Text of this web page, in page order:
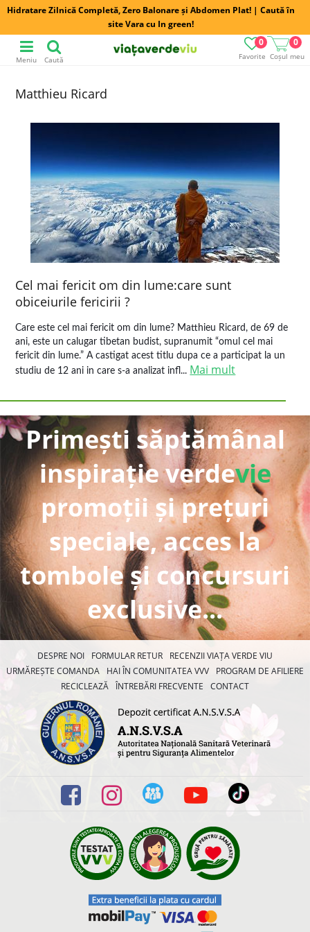
Hidratare Zilnică Completă, Zero Balonare și Abdomen Plat! | Caută în
site Vara cu In green!
Favorite
0
Coșul meu
0
Meniu Caută
Matthieu Ricard
Cel mai fericit om din lume:care sunt
obiceiurile fericirii ?
Care este cel mai fericit om din lume? Matthieu Ricard, de 69 de
ani, este un calugar tibetan budist, supranumit “omul cel mai
fericit din lume.” A castigat acest titlu dupa ce a participat la un
studiu de 12 ani in care s-a analizat infl... Mai mult
Primești săptămânal
inspirație verdevie
promoții și prețuri
speciale, acces la
tombole și concursuri
exclusive...
DESPRE NOI FORMULAR RETUR
RECENZII VIAȚA VERDE VIU
URMĂREȘTE COMANDA
HAI ÎN COMUNITATEA VVV
PROGRAM DE AFILIERE
RECICLEAZĂ ÎNTREBĂRI FRECVENTE CONTACT